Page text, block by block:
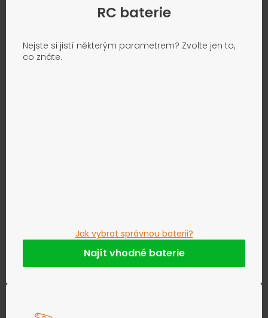
RC baterie
Nejste si jistí některým parametrem? Zvolte jen to,
co znáte.
Jak vybrat správnou baterii?
Najít vhodné baterie